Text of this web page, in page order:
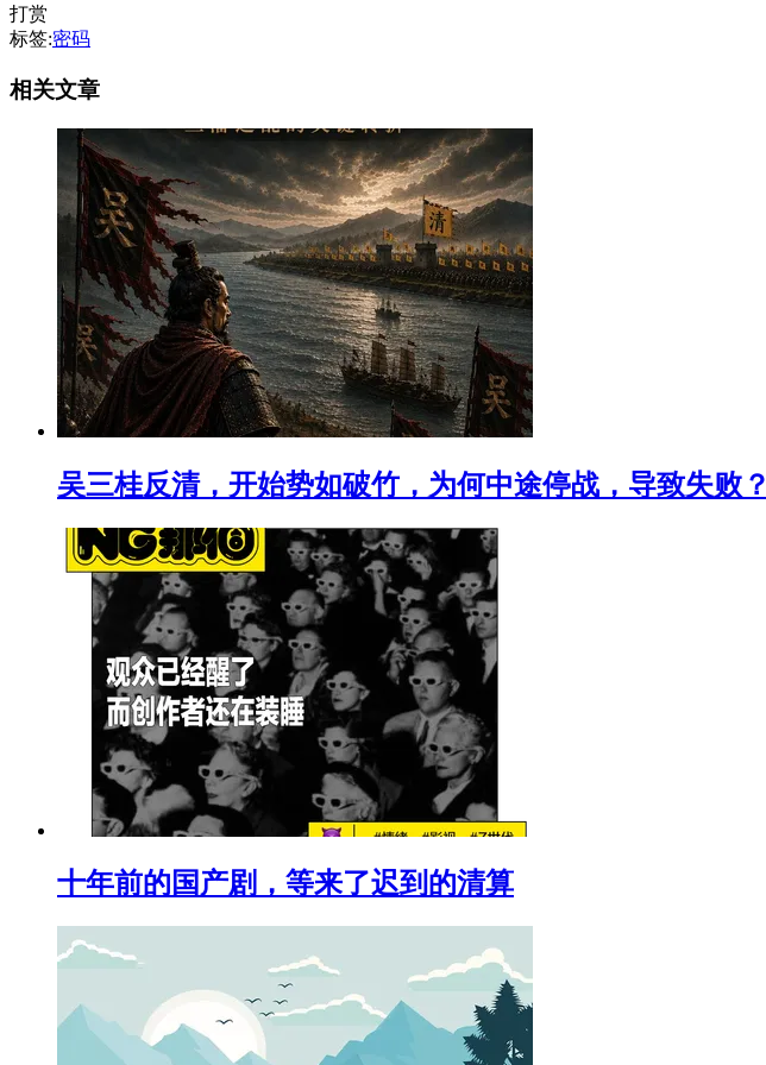
打赏
标签:密码
相关文章
吴三桂反清，开始势如破竹，为何中途停战，导致失败？
十年前的国产剧，等来了迟到的清算